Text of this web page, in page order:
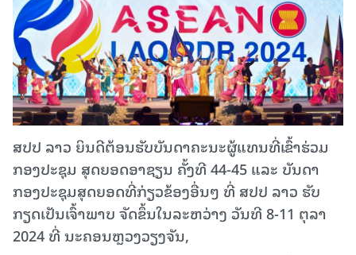
ສປປ ລາວ ຍິນດີຕ້ອນຮັບບັນດາຄະນະຜູ້ແທນທີ່ເຂົ້າຮ່ວມ
ກອງປະຊຸມ ສຸດຍອດອາຊຽນ ຄັ້ງທີ 44-45 ແລະ ບັນດາ
ກອງປະຊຸມສຸດຍອດທີ່ກ່ຽວຂ້ອງອື່ນໆ ທີ່ ສປປ ລາວ ຮັບ
ກຽດເປັນເຈົ້າພາບ ຈັດຂຶ້ນໃນລະຫວ່າງ ວັນທີ 8-11 ຕຸລາ
2024 ທີ່ ນະຄອນຫຼວງວຽງຈັນ,